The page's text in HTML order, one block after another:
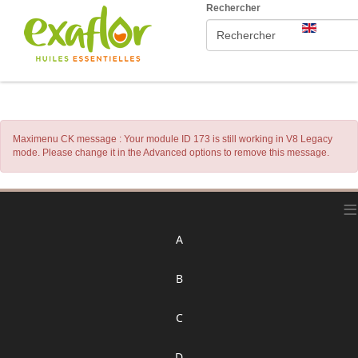
Rechercher
Maximenu CK message : Your module ID 173 is still working in V8 Legacy
mode. Please change it in the Advanced options to remove this message.
≡
A
B
C